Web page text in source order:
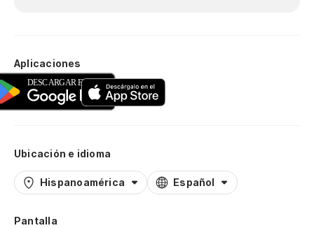
Aplicaciones
Ubicación e idioma
Hispanoamérica Español
Pantalla